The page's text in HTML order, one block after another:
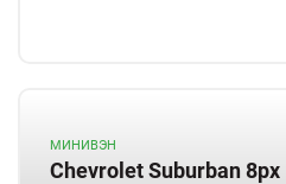
МИНИВЭН
Chevrolet Suburban 8px